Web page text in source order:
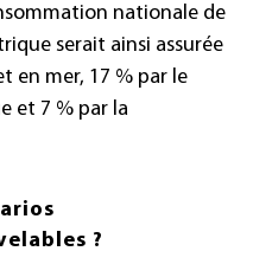
nationale de
serait ainsi assurée
en mer, 17 % par le
et 7 % par la
?